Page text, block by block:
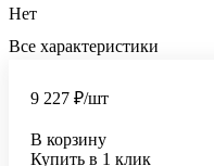
Нет
Все характеристики
9 227 ₽/шт
В корзину
Купить в 1 клик